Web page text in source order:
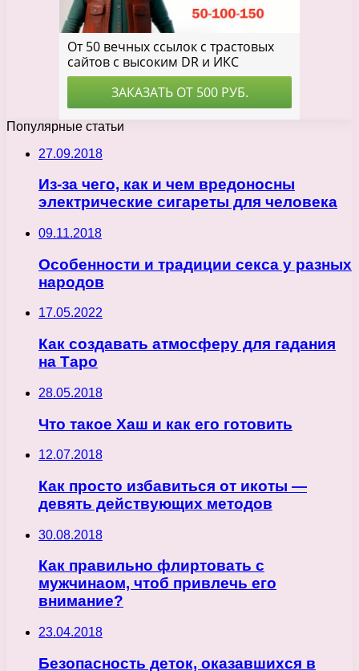
Популярные статьи
27.09.2018
Из-за чего, как и чем вредоносны
электрические сигареты для человека
09.11.2018
Особенности и традиции секса у разных
народов
17.05.2022
Как создавать атмосферу для гадания
на Таро
28.05.2018
Что такое Хаш и как его готовить
12.07.2018
Как просто избавиться от икоты —
девять действующих методов
30.08.2018
Как правильно флиртовать с
мужчинаом, чтоб привлечь его
внимание?
23.04.2018
Безопасность деток, оказавшихся в